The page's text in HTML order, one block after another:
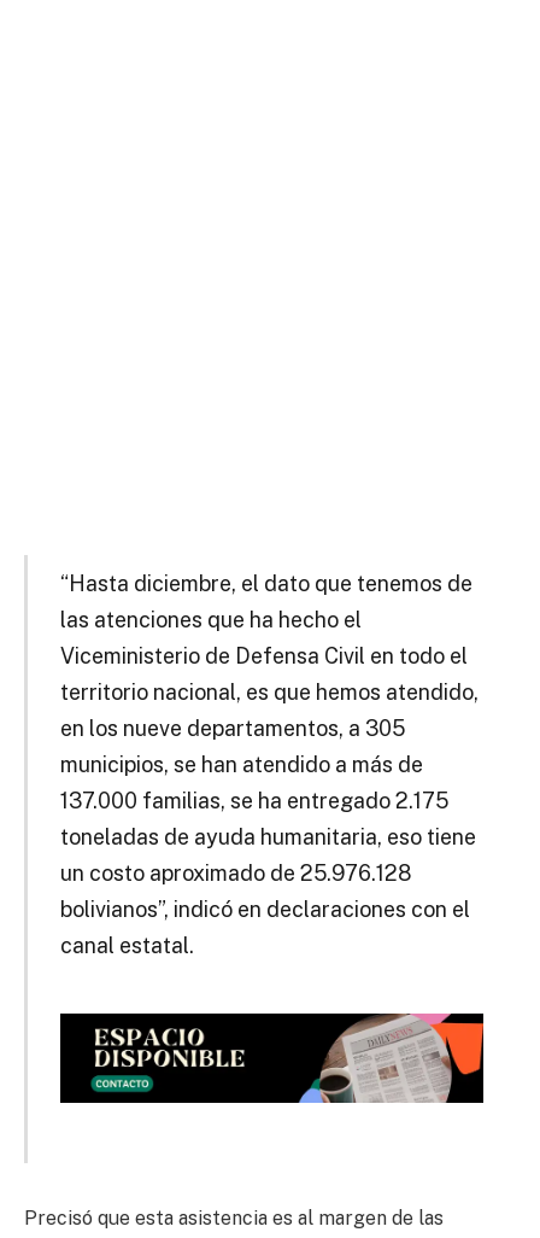
“Hasta diciembre, el dato que tenemos de
las atenciones que ha hecho el
Viceministerio de Defensa Civil en todo el
territorio nacional, es que hemos atendido,
en los nueve departamentos, a 305
municipios, se han atendido a más de
137.000 familias, se ha entregado 2.175
toneladas de ayuda humanitaria, eso tiene
un costo aproximado de 25.976.128
bolivianos”, indicó en declaraciones con el
canal estatal.
Precisó que esta asistencia es al margen de las